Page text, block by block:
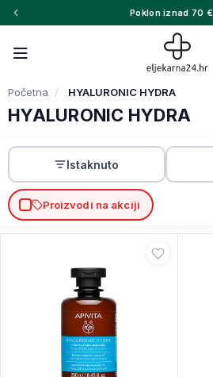
Poklon iznad 70 €
Početna HYALURONIC HYDRA
HYALURONIC HYDRA
Istaknuto
Proizvodi na akciji